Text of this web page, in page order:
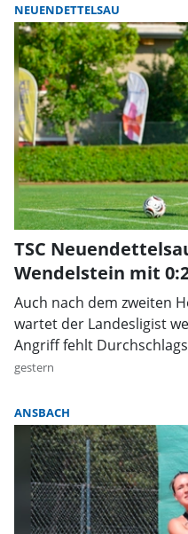
NEUENDETTELSAU
TSC
Wendelstein mit
Auch nach dem zweiten
wartet der Landesligist
Angriff fehlt
gestern
ANSBACH